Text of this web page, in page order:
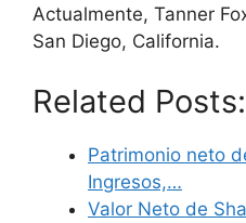
Actualmente, Tanner
San Diego, California.
Related Posts:
Patrimonio neto
Ingresos,…
Valor Neto de